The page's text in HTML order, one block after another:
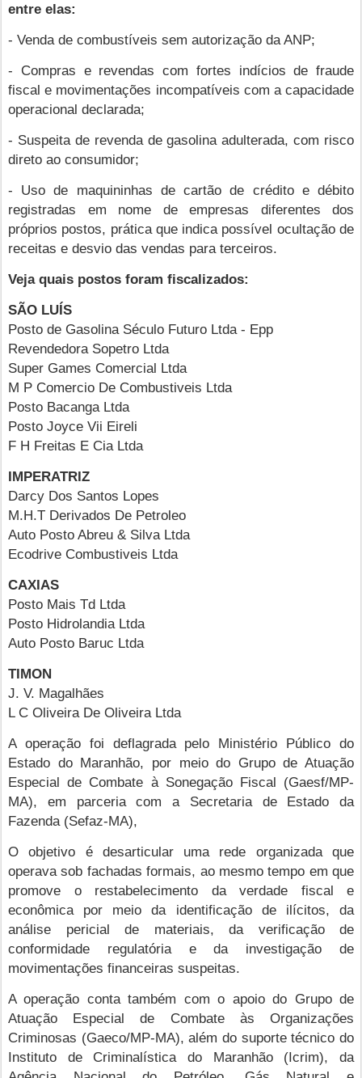
entre elas:
- Venda de combustíveis sem autorização da ANP;
- Compras e revendas com fortes indícios de fraude
fiscal e movimentações incompatíveis com a capacidade
operacional declarada;
- Suspeita de revenda de gasolina adulterada, com risco
direto ao consumidor;
- Uso de maquininhas de cartão de crédito e débito
registradas em nome de empresas diferentes dos
próprios postos, prática que indica possível ocultação de
receitas e desvio das vendas para terceiros.
Veja quais postos foram fiscalizados:
SÃO LUÍS
Posto de Gasolina Século Futuro Ltda - Epp
Revendedora Sopetro Ltda
Super Games Comercial Ltda
M P Comercio De Combustiveis Ltda
Posto Bacanga Ltda
Posto Joyce Vii Eireli
F H Freitas E Cia Ltda
IMPERATRIZ
Darcy Dos Santos Lopes
M.H.T Derivados De Petroleo
Auto Posto Abreu & Silva Ltda
Ecodrive Combustiveis Ltda
CAXIAS
Posto Mais Td Ltda
Posto Hidrolandia Ltda
Auto Posto Baruc Ltda
TIMON
J. V. Magalhães
L C Oliveira De Oliveira Ltda
A operação foi deflagrada pelo Ministério Público do
Estado do Maranhão, por meio do Grupo de Atuação
Especial de Combate à Sonegação Fiscal (Gaesf/MP-
MA), em parceria com a Secretaria de Estado da
Fazenda (Sefaz-MA),
O objetivo é desarticular uma rede organizada que
operava sob fachadas formais, ao mesmo tempo em que
promove o restabelecimento da verdade fiscal e
econômica por meio da identificação de ilícitos, da
análise pericial de materiais, da verificação de
conformidade regulatória e da investigação de
movimentações financeiras suspeitas.
A operação conta também com o apoio do Grupo de
Atuação Especial de Combate às Organizações
Criminosas (Gaeco/MP-MA), além do suporte técnico do
Instituto de Criminalística do Maranhão (Icrim), da